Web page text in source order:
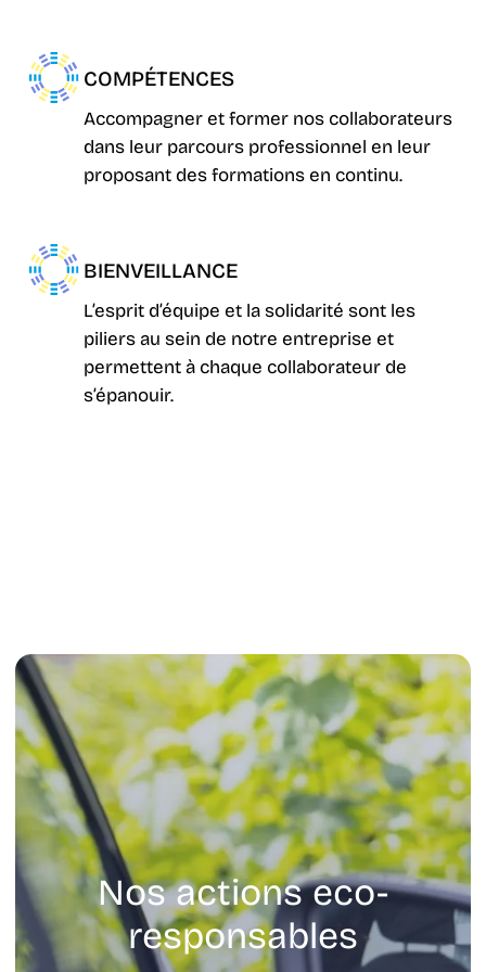
COMPÉTENCES
Accompagner et former nos collaborateurs
dans leur parcours professionnel en leur
proposant des formations en continu.
BIENVEILLANCE
L’esprit d’équipe et la solidarité sont les
piliers au sein de notre entreprise et
permettent à chaque collaborateur de
s’épanouir.
Nos actions eco-
responsables